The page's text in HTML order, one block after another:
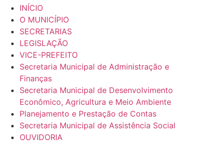
INÍCIO
O MUNICÍPIO
SECRETARIAS
LEGISLAÇÃO
VICE-PREFEITO
Secretaria Municipal de Administração e
Finanças
Secretaria Municipal de Desenvolvimento
Econômico, Agricultura e Meio Ambiente
Planejamento e Prestação de Contas
Secretaria Municipal de Assistência Social
OUVIDORIA